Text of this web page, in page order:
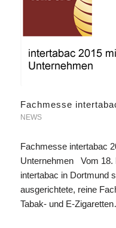
Fachmesse
NEWS
Fachmesse intertabac
Unternehmen Vom 18.
intertabac in Dortmund
ausgerichtete, reine
Tabak- und E-